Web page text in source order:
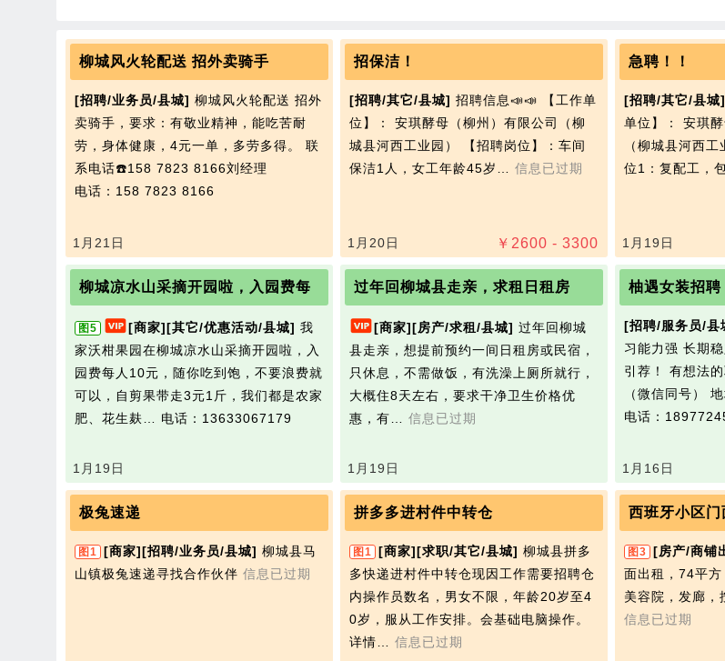
柳城风火轮配送 招外卖骑手
[招聘/业务员/县城] 柳城风火轮配送 招外
卖骑手，要求：有敬业精神，能吃苦耐
劳，身体健康，4元一单，多劳多得。 联
系电话☎️158 7823 8166刘经理
电话：158 7823 8166
1月21日
招保洁！
[招聘/其它/县城] 招聘信息📣📣 【工作单
位】： 安琪‭酵母（柳州）有限公司（柳
城县河西工业园） 【招聘岗位】：车间
保洁1人，女工年龄45岁… 信息已过期
￥ 2600 - 3300
1月20日
急聘！！
[招聘/其它/县城]
单位】： 安琪‭
（柳城县河西
位1：复配工，
1月19日
柳城凉水山采摘开园啦，入园费每
图5 [商家][其它/优惠活动/县城] 我
家沃柑果园在柳城凉水山采摘开园啦，入
园费每人10元，随你吃到饱，不要浪费就
可以，自剪果带走3元1斤，我们都是农家
肥、花生麸… 电话：13633067179
1月19日
过年回柳城县走亲，求租日租房
[商家][房产/求租/县城] 过年回柳城
县走亲，想提前预约一间日租房或民宿，
只休息，不需做饭，有洗澡上厕所就行，
大概住8天左右，要求干净卫生价格优
惠，有… 信息已过期
1月19日
柚遇女装招聘
[招聘/服务员/县
习能力强 长期
引荐！ 有想法
（微信同号）
电话：
1月16日
极兔速递
图1 [商家][招聘/业务员/县城] 柳城县马
山镇极兔速递寻找合作伙伴 信息已过期
拼多多进村件中转仓
图1 [商家][求职/其它/县城] 柳城县拼多
多快递进村件中转仓现因工作需要招聘仓
内操作员数名，男女不限，年龄20岁至4
0岁，服从工作安排。会基础电脑操作。
详情… 信息已过期
西班牙小区门
图3 [房产/商铺
面出租，74平
美容院，发廊，
信息已过期